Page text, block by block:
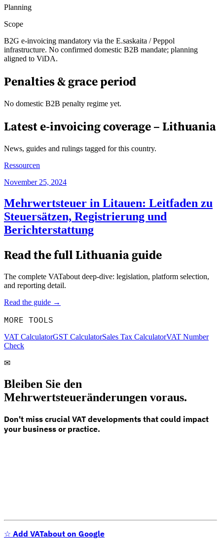
Planning
Scope
B2G e-invoicing mandatory via the E.saskaita / Peppol
infrastructure. No confirmed domestic B2B mandate; planning
aligned to ViDA.
Penalties & grace period
No domestic B2B penalty regime yet.
Latest e-invoicing coverage –Lithuania
News, guides and rulings tagged for this country.
Ressourcen
November 25, 2024
Mehrwertsteuer in Litauen: Leitfaden zu
Steuersätzen, Registrierung und
Berichterstattung
Read the fullLithuaniaguide
The complete VATabout deep-dive: legislation, platform selection,
and reporting detail.
Read the guide →
MORE TOOLS
VAT CalculatorGST CalculatorSales Tax CalculatorVAT Number
Check
✉
Bleiben Sie den
Mehrwertsteueränderungen voraus.
Don't miss crucial VAT developments that could impact
your business or practice.
☆ Add VATabout on Google